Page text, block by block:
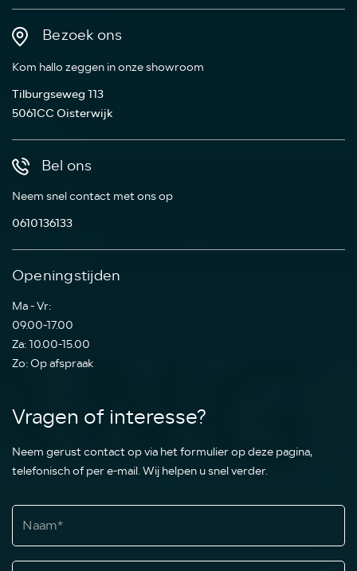
Bezoek ons
Kom hallo zeggen in onze showroom
Tilburgseweg 113
5061CC Oisterwijk
Bel ons
Neem snel contact met ons op
0610136133
Openingstijden
Ma - Vr:
09.00-17.00
Za: 10.00-15.00
Zo: Op afspraak
Vragen of interesse?
Neem gerust contact op via het formulier op deze pagina,
telefonisch of per e-mail. Wij helpen u snel verder.